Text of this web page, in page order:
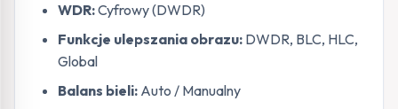
WDR:Cyfrowy (DWDR)
Funkcje ulepszania obrazu: DWDR, BLC, HLC,
Global
Balans bieli: Auto / Manualny